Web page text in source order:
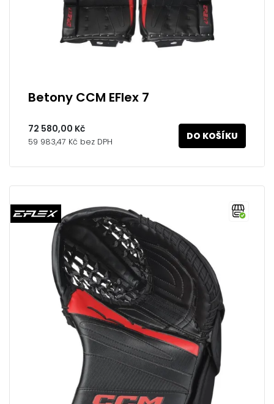
Betony CCM EFlex 7
72 580,00 Kč
59 983,47 Kč bez DPH DO KOŠÍKU